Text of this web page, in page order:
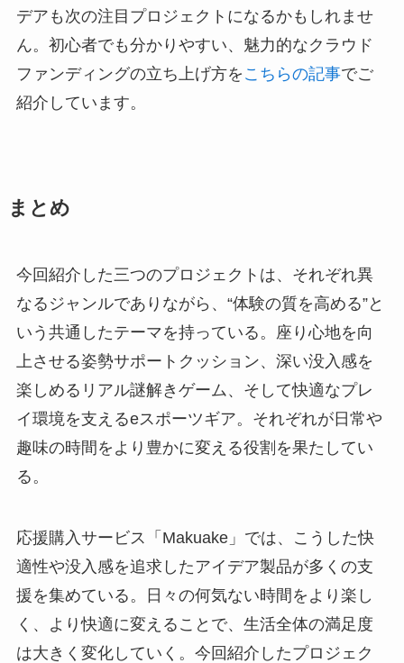
デアも次の注目プロジェクトになるかもしれませ
ん。初心者でも分かりやすい、魅力的なクラウド
ファンディングの立ち上げ方を こちらの記事でご
紹介しています。
まとめ
今回紹介した三つのプロジェクトは、それぞれ異
なるジャンルでありながら、“体験の質を高める”と
いう共通したテーマを持っている。座り心地を向
上させる姿勢サポートクッション、深い没入感を
楽しめるリアル謎解きゲーム、そして快適なプレ
イ環境を支えるeスポーツギア。それぞれが日常や
趣味の時間をより豊かに変える役割を果たしてい
る。
応援購入サービス「Makuake」では、こうした快
適性や没入感を追求したアイデア製品が多くの支
援を集めている。日々の何気ない時間をより楽し
く、より快適に変えることで、生活全体の満足度
は大きく変化していく。今回紹介したプロジェク